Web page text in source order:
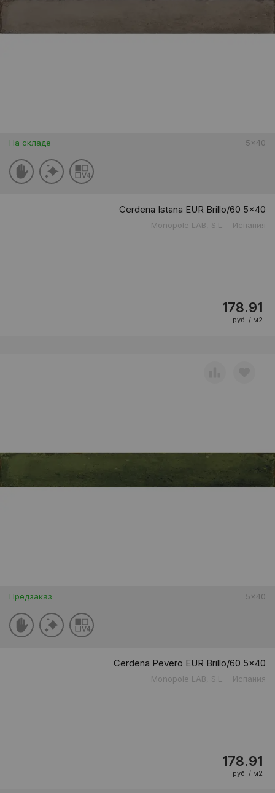
На складе 5x40
Cerdena Istana EUR Brillo/60 5x40
Monopole LAB, S.L. Испания
178.91
руб. / м2
Предзаказ 5x40
Cerdena Pevero EUR Brillo/60 5x40
Monopole LAB, S.L. Испания
178.91
руб. / м2